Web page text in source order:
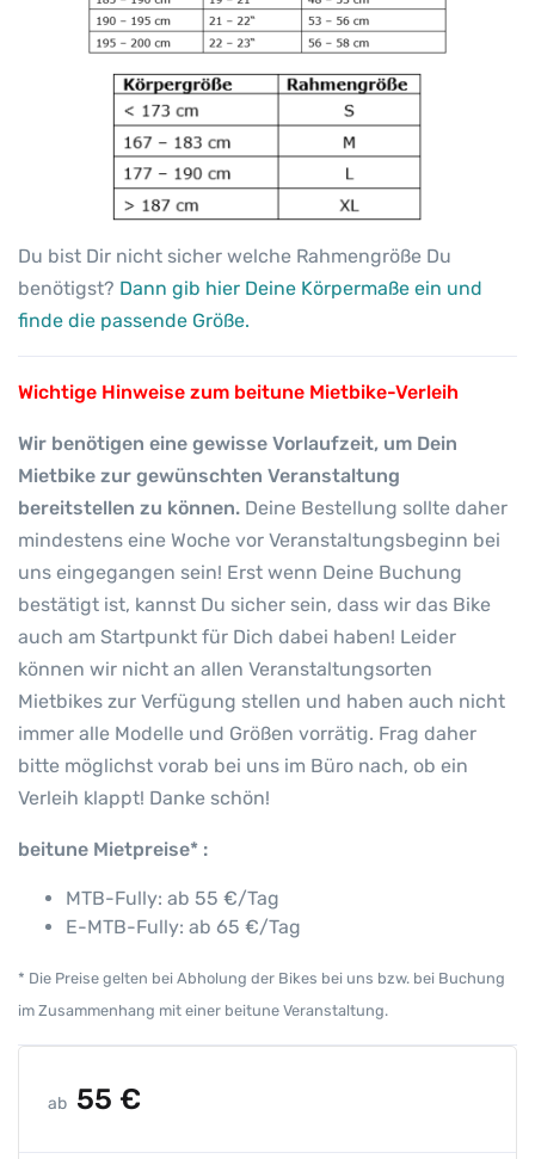
Du bist Dir nicht sicher welche Rahmengröße Du
benötigst? Dann gib hier Deine Körpermaße ein und
finde die passende Größe.
Wichtige Hinweise zum beitune Mietbike-Verleih
Wir benötigen eine gewisse Vorlaufzeit, um Dein
Mietbike zur gewünschten Veranstaltung
bereitstellen zu können. Deine Bestellung sollte daher
mindestens eine Woche vor Veranstaltungsbeginn bei
uns eingegangen sein! Erst wenn Deine Buchung
bestätigt ist, kannst Du sicher sein, dass wir das Bike
auch am Startpunkt für Dich dabei haben! Leider
können wir nicht an allen Veranstaltungsorten
Mietbikes zur Verfügung stellen und haben auch nicht
immer alle Modelle und Größen vorrätig. Frag daher
bitte möglichst vorab bei uns im Büro nach, ob ein
Verleih klappt! Danke schön!
beitune Mietpreise* :
MTB-Fully: ab 55 €/Tag
E-MTB-Fully: ab 65 €/Tag
* Die Preise gelten bei Abholung der Bikes bei uns bzw. bei Buchung
im Zusammenhang mit einer beitune Veranstaltung.
ab 55 €